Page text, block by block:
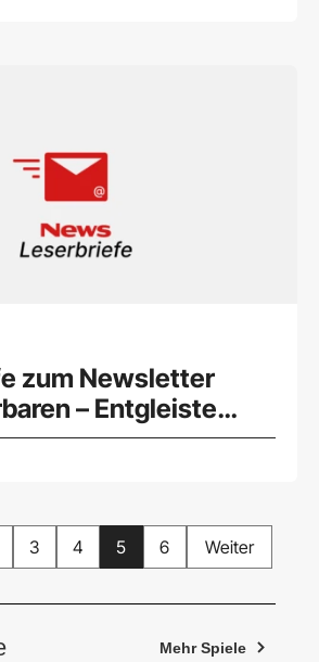
zum Newsletter
– Entgleiste
(23.08.2024)
3 4 5 6 Weiter
Mehr Spiele